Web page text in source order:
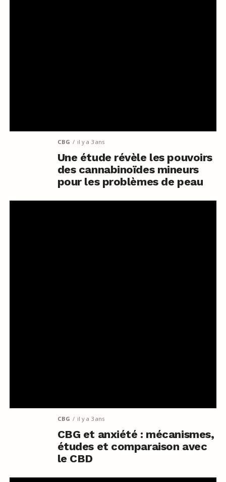
CBG il y a 3 ans
Une étude révèle les pouvoirs
des cannabinoïdes mineurs
pour les problèmes de peau
CBG il y a 3 ans
CBG et anxiété : mécanismes,
études et comparaison avec
le CBD